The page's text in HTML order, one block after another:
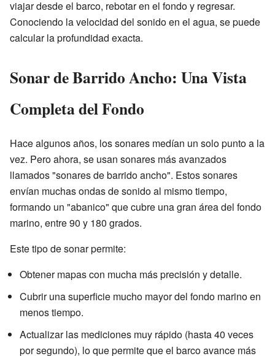
viajar desde el barco, rebotar en el fondo y regresar.
Conociendo la velocidad del sonido en el agua, se puede
calcular la profundidad exacta.
Sonar de Barrido Ancho: Una Vista
Completa del Fondo
Hace algunos años, los sonares medían un solo punto a la
vez. Pero ahora, se usan sonares más avanzados
llamados "sonares de barrido ancho". Estos sonares
envían muchas ondas de sonido al mismo tiempo,
formando un "abanico" que cubre una gran área del fondo
marino, entre 90 y 180 grados.
Este tipo de sonar permite:
Obtener mapas con mucha más precisión y detalle.
Cubrir una superficie mucho mayor del fondo marino en
menos tiempo.
Actualizar las mediciones muy rápido (hasta 40 veces
por segundo), lo que permite que el barco avance más